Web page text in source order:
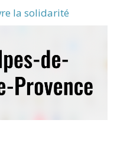
la solidarité